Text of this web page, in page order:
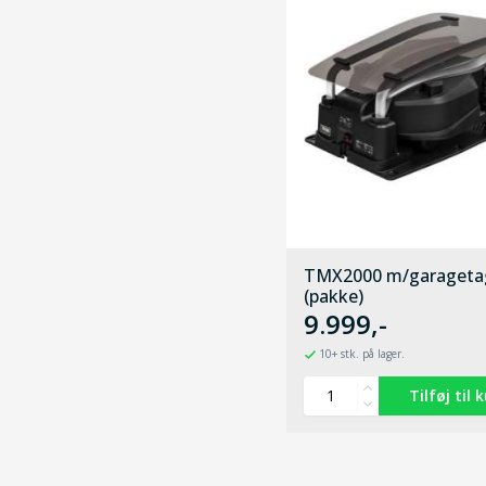
TMX2000 m/
(pakke)
9.999,-
10+ stk. på lager.